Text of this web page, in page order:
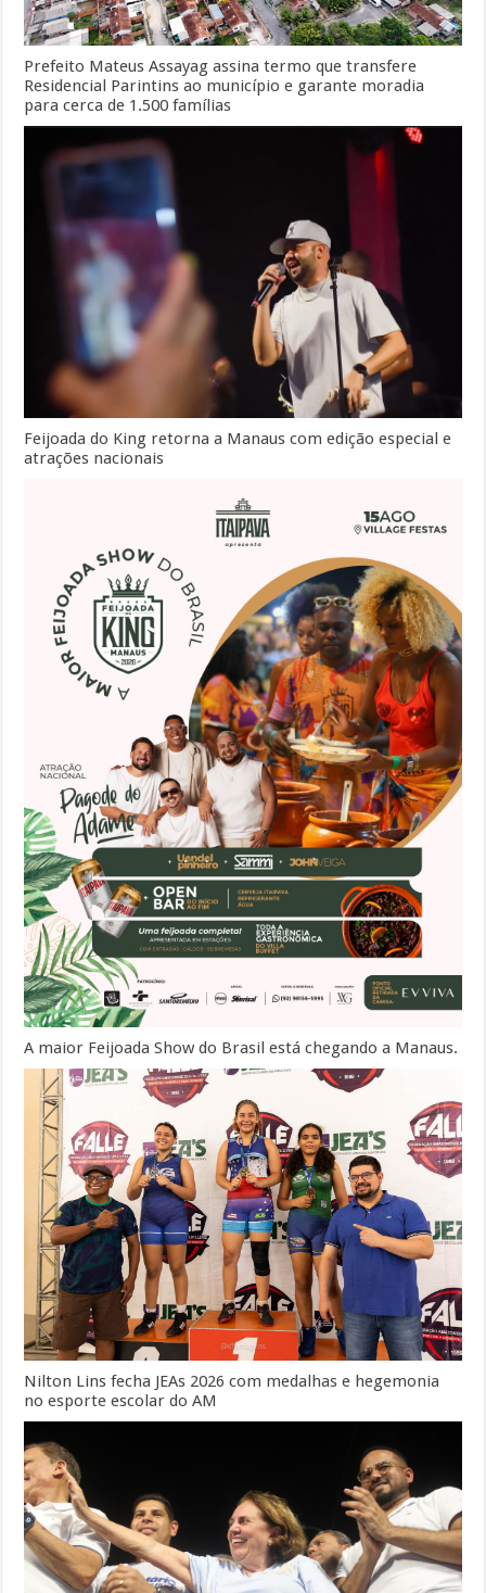
Prefeito Mateus Assayag assina termo que transfere
Residencial Parintins ao município e garante moradia
para cerca de 1.500 famílias
Feijoada do King retorna a Manaus com edição especial e
atrações nacionais
A maior Feijoada Show do Brasil está chegando a Manaus.
Nilton Lins fecha JEAs 2026 com medalhas e hegemonia
no esporte escolar do AM